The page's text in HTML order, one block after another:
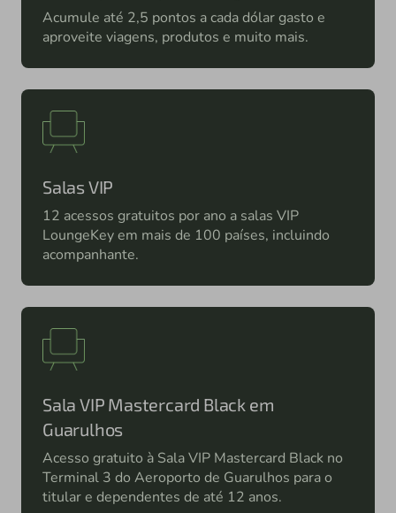
Acumule até 2,5 pontos a cada dólar gasto e
aproveite viagens, produtos e muito mais.
Salas VIP
12 acessos gratuitos por ano a salas VIP
LoungeKey em mais de 100 países, incluindo
acompanhante.
Sala VIP Mastercard Black em
Guarulhos
Acesso gratuito à Sala VIP Mastercard Black no
Terminal 3 do Aeroporto de Guarulhos para o
titular e dependentes de até 12 anos.